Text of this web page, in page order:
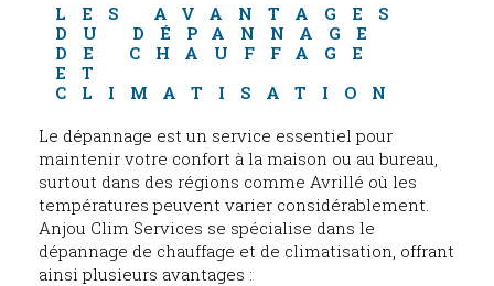
LES AVANTAGES
DU DÉPANNAGE
DE CHAUFFAGE
ET
CLIMATISATION
Le dépannage est un service essentiel pour
maintenir votre confort à la maison ou au bureau,
surtout dans des régions comme Avrillé où les
températures peuvent varier considérablement.
Anjou Clim Services se spécialise dans le
dépannage de chauffage et de climatisation, offrant
ainsi plusieurs avantages :